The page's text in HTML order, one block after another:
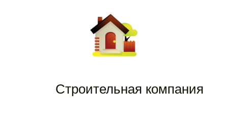
Строительная компания